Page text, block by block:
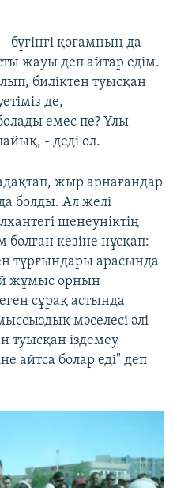
қоғамның да
жауы деп айтар едім.
биліктен туысқан
де,
емес пе? Ұлы
- деді ол.
жыр арнағандар
болды. Ал желі
шенеуніктің
кезіне нұсқап:
тұрғындары арасында
жұмыс орнын
сұрақ астында
мәселесі әлі
туысқан іздемеу
айтса болар еді" деп